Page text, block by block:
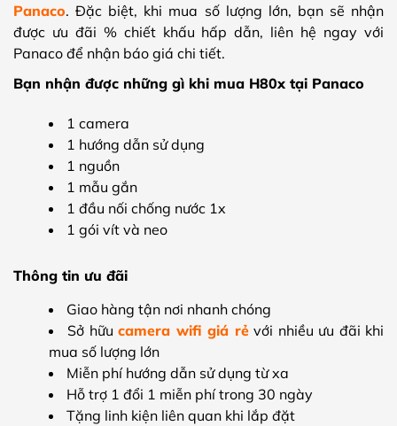
Panaco. Đặc biệt, khi mua số lượng lớn, bạn sẽ nhận
được ưu đãi % chiết khấu hấp dẫn, liên hệ ngay với
Panaco để nhận báo giá chi tiết.
Bạn nhận được những gì khi mua H80x tại Panaco
1 camera
1 hướng dẫn sử dụng
1 nguồn
1 mẫu gắn
1 đầu nối chống nước 1x
1 gói vít và neo
Thông tin ưu đãi
Giao hàng tận nơi nhanh chóng
Sở hữucamera wifi giá rẻvới nhiều ưu đãi khi
mua số lượng lớn
Miễn phí hướng dẫn sử dụng từ xa
Hỗ trợ 1 đổi 1 miễn phí trong 30 ngày
Tặng linh kiện liên quan khi lắp đặt